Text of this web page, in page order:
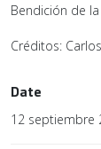
Bendición de
Créditos:
Date
12 septiembre